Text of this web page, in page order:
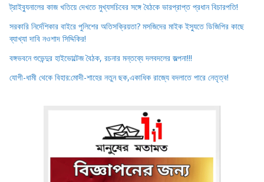
ট্রাইব্যুনালের কাজ খতিয়ে দেখতে মুখ্যসচিবের সঙ্গে বৈঠকে ভারপ্রাপ্ত প্রধান বিচারপতি!
সরকারি নির্দেশিকার বাইরে পুলিশের অতিসক্রিয়তা? মসজিদের মাইক ইস্যুতে ডিজিপির কাছে
ব্যাখ্যা দাবি নওশাদ সিদ্দিকির!
বঙ্গভবনে শুভেন্দুর হাইভোল্টেজ বৈঠক, রচনার মন্তব্যে দলবদলের জল্পনা!!!
যোগী-ধামী থেকে বিহার:মোদী-শাহের নতুন ছক,একাধিক রাজ্যে বদলাতে পারে নেতৃত্ব!